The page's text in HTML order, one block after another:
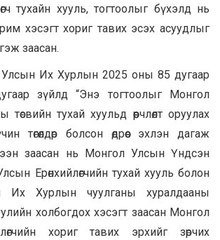
тухайн хууль, тогтоолыг бүхэлд нь
хэсэгт хориг тавих эсэх асуудлыг
заасан.
Их Хурлын 2025 оны 85 дугаар
зүйлд “Энэ тогтоолыг Монгол
тухай хуульд өөрчлөлт оруулах
төгөлдөр болсон өдрөөс эхлэн дагаж
заасан нь Монгол Улсын Үндсэн
Ерөнхийлөгчийн тухай хууль болон
Их Хурлын чуулганы хуралдааны
холбогдох хэсэгт заасан Монгол
хориг тавих эрхийг зөрчих